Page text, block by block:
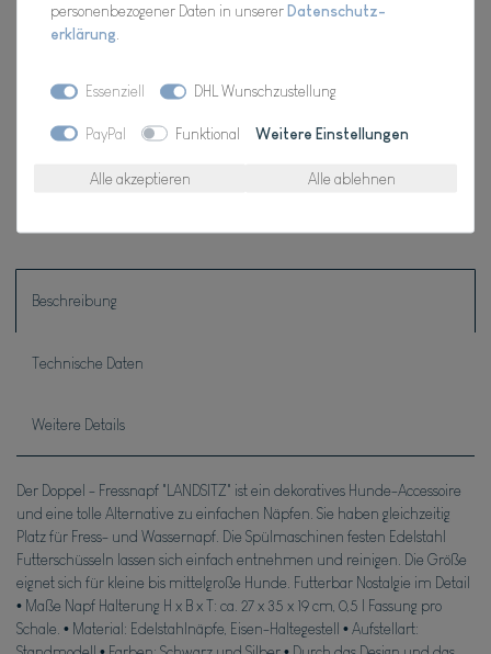
Verfügbarkeit: Bald wieder für Dich da !
Beschreibung
Technische Daten
Weitere Details
Der Doppel - Fressnapf "LANDSITZ" ist ein dekoratives Hunde-Accessoire
und eine tolle Alternative zu einfachen Näpfen. Sie haben gleichzeitig
Platz für Fress- und Wassernapf. Die Spülmaschinen festen Edelstahl
Futterschüsseln lassen sich einfach entnehmen und reinigen. Die Größe
eignet sich für kleine bis mittelgroße Hunde. Futterbar Nostalgie im Detail
• Maße Napf Halterung H x B x T: ca. 27 x 35 x 19 cm, 0,5 l Fassung pro
Schale. • Material: Edelstahlnäpfe, Eisen-Haltegestell • Aufstellart:
personenbezogener Daten in unsererDaten­schutz­
erklärung
Essenziell DHL Wunschzustellung
PayPal Funktional Weitere Einstellungen
Alle akzeptieren Alle ablehnen